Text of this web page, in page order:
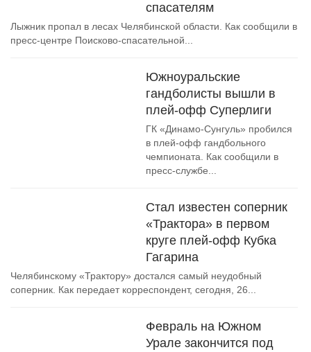
спасателям
Лыжник пропал в лесах Челябинской области. Как сообщили в
пресс-центре Поисково-спасательной...
Южноуральские
гандболисты вышли в
плей-офф Суперлиги
ГК «Динамо-Сунгуль» пробился
в плей-офф гандбольного
чемпионата. Как сообщили в
пресс-службе...
Стал известен соперник
«Трактора» в первом
круге плей-офф Кубка
Гагарина
Челябинскому «Трактору» достался самый неудобный
соперник. Как передает корреспондент, сегодня, 26...
Февраль на Южном
Урале закончится под